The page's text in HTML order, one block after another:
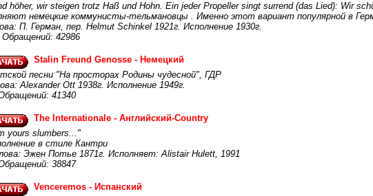
höher, wir steigen trotz Haß und Hohn. Ein jeder Propeller singt surrend (das Lied): Wir
немецкие коммунисты-тельмановцы . Именно этот вариант популярной в
П. Герман, пер. Helmut Schinkel 1921г. Исполнение 1930г.
Обращений: 42986
Stalin Freund Genosse - Немецкий
песни "На просторах Родины чудесной", ГДР
Alexander Ott 1938г. Исполнение 1949г.
41340
The Internationale - Английский-Country
yours slumbers..."
в стиле Кантри
Эжен Потье 1871г. Исполняет: Alistair Hulett, 1991
38847
Venceremos - Испанский